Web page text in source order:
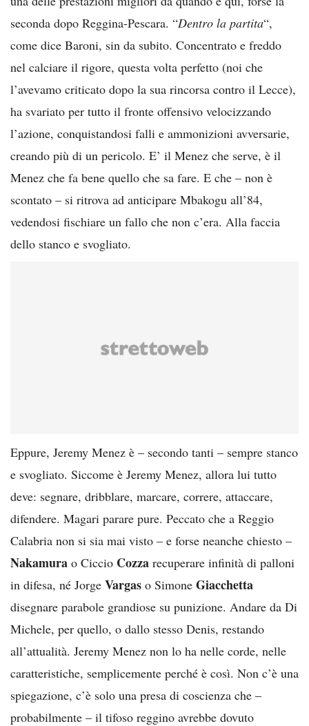
seconda dopo Reggina-Pescara. “Dentro la partita“,
come dice Baroni, sin da subito. Concentrato e freddo
nel calciare il rigore, questa volta perfetto (noi che
l’avevamo criticato dopo la sua rincorsa contro il Lecce),
ha svariato per tutto il fronte offensivo velocizzando
l’azione, conquistandosi falli e ammonizioni avversarie,
creando più di un pericolo. E’ il Menez che serve, è il
Menez che fa bene quello che sa fare. E che – non è
scontato – si ritrova ad anticipare Mbakogu all’84,
vedendosi fischiare un fallo che non c’era. Alla faccia
dello stanco e svogliato.
Eppure, Jeremy Menez è – secondo tanti – sempre stanco
e svogliato. Siccome è Jeremy Menez, allora lui tutto
deve: segnare, dribblare, marcare, correre, attaccare,
difendere. Magari parare pure. Peccato che a Reggio
Calabria non si sia mai visto – e forse neanche chiesto –
Nakamura o Ciccio Cozza recuperare infinità di palloni
in difesa, né Jorge Vargas o Simone Giacchetta
disegnare parabole grandiose su punizione. Andare da Di
Michele, per quello, o dallo stesso Denis, restando
all’attualità. Jeremy Menez non lo ha nelle corde, nelle
caratteristiche, semplicemente perché è così. Non c’è una
spiegazione, c’è solo una presa di coscienza che –
probabilmente – il tifoso reggino avrebbe dovuto